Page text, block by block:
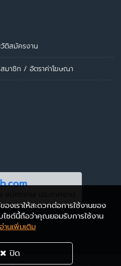
วัติสมัครงาน
มาชิก / อัตราค่าโฆษณา
งเราให้สะดวกต่อการใช้งานของ
ซต์นี้ถือว่าคุณยอมรับการใช้งาน
อ่านเพิ่มเติม
ปิด